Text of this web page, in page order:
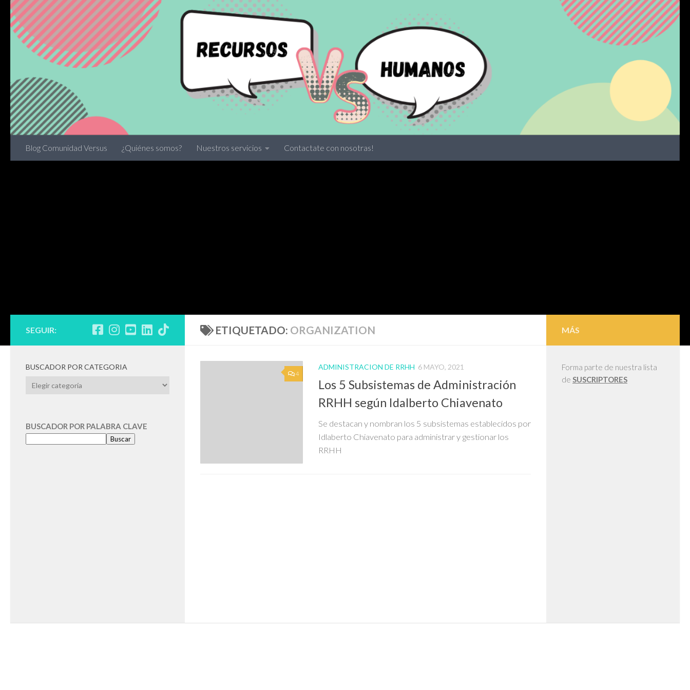
Skip to content
Blog Comunidad Versus ¿Quiénes somos? Nuestros servicios Contactate con nosotras!
ETIQUETADO: ORGANIZATION
4
ADMINISTRACION DE RRHH 6 MAYO, 2021
Los 5 Subsistemas de Administración
RRHH según Idalberto Chiavenato
Se destacan y nombran los 5 subsistemas establecidos por
Idlaberto Chiavenato para administrar y gestionar los
RRHH
SEGUIR:
BUSCADOR POR CATEGORIA
BUSCADOR
BUSCADOR POR PALABRA CLAVE
Buscar
MÁS
Forma parte de nuestra lista
de SUSCRIPTORES